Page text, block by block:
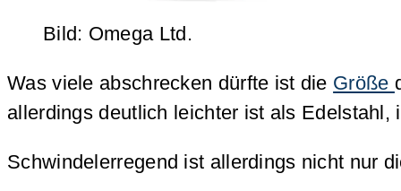
Bild: Omega Ltd.
Was viele abschrecken dürfte ist die Größe
allerdings deutlich leichter ist als
Schwindelerregend ist allerdings nicht nur